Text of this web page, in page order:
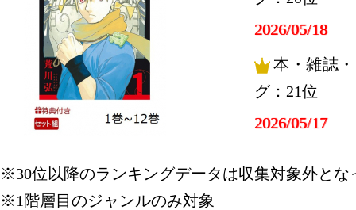
2026/05/18
本・雑誌
グ：21位
2026/05/17
グ：7位
※30位以降のランキングデータは収集対象外とな
※1階層目のジャンルのみ対象